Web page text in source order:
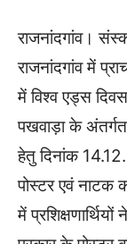
राजनांदगांव।
राजनांदगांव में
में विश्व एड्स
पखवाड़ा के
हेतु दिनांक
पोस्टर एवं नाटक
में